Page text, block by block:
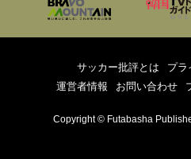
サッカー批評とは
プラ
運営者情報
お問い合わせ
Copyright © Futabasha